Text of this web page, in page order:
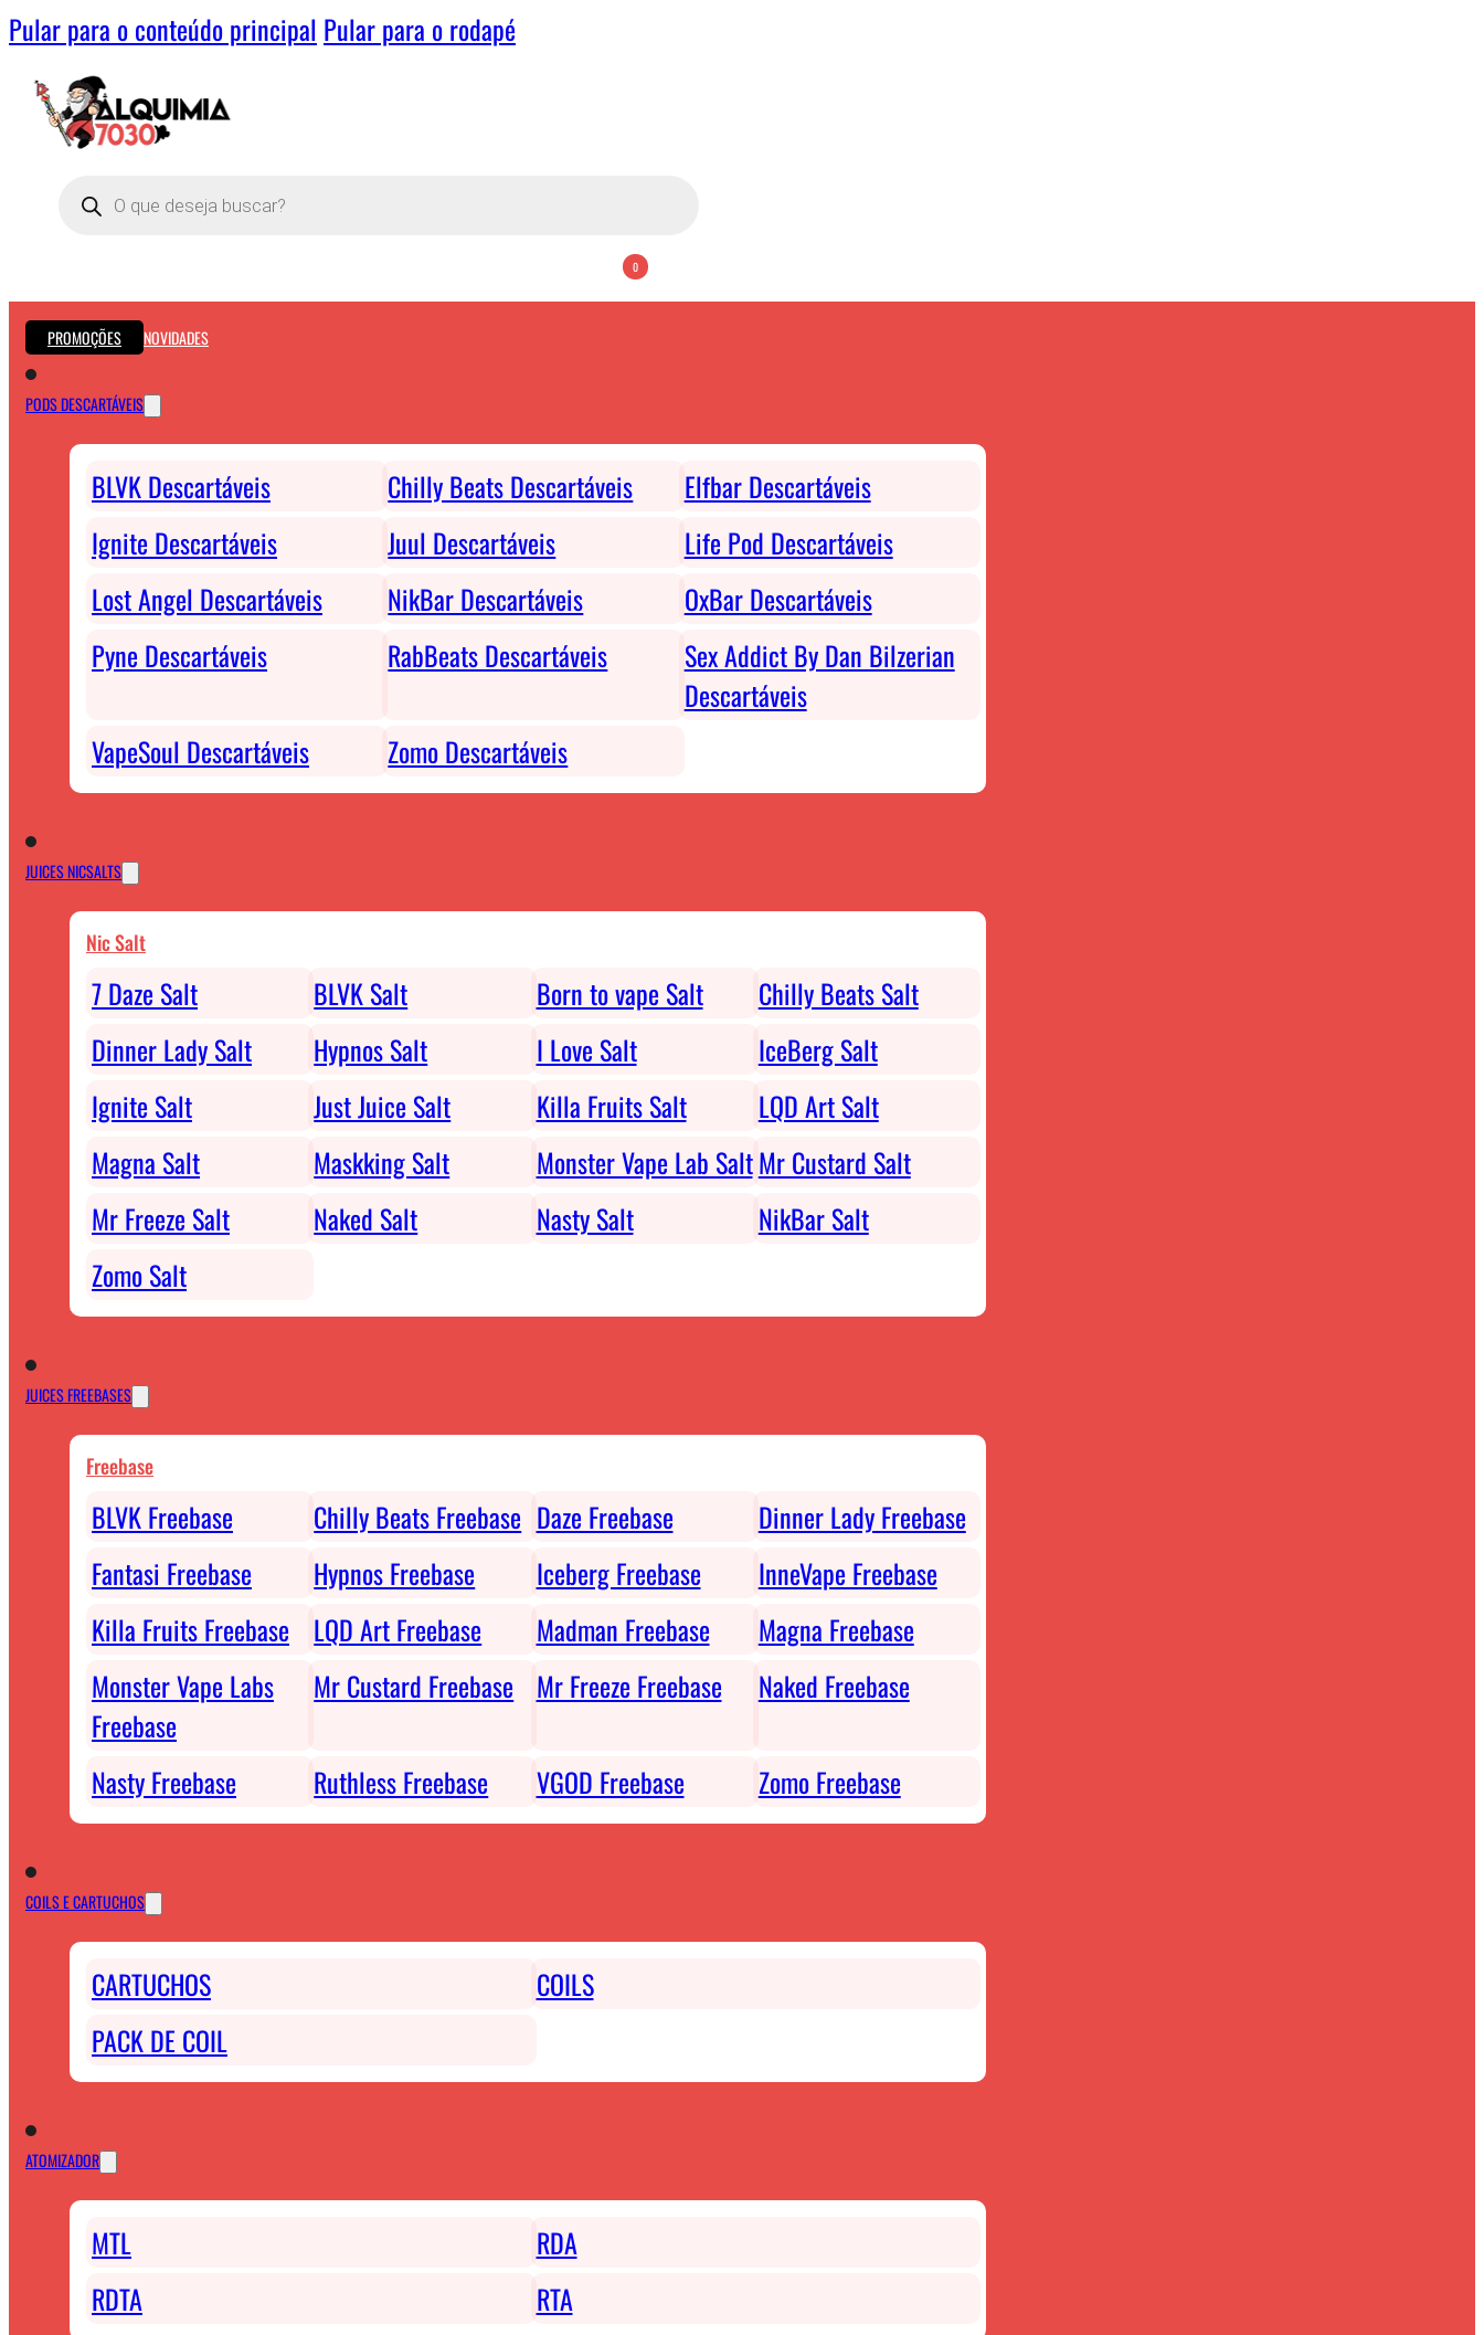
Pular para o conteúdo principal Pular para o rodapé
Pesquisar
produtos
0
PROMOÇÕES NOVIDADES
PODS DESCARTÁVEIS
BLVK Descartáveis Chilly Beats Descartáveis
Elfbar Descartáveis
Ignite Descartáveis
Juul Descartáveis
Life Pod Descartáveis
Lost Angel Descartáveis
NikBar Descartáveis
OxBar Descartáveis
Pyne Descartáveis
RabBeats Descartáveis
Sex Addict By Dan Bilzerian
Descartáveis
VapeSoul Descartáveis
Zomo Descartáveis
JUICES NICSALTS
Nic Salt
7 Daze Salt BLVK Salt Born to vape Salt
Chilly Beats Salt
Dinner Lady Salt
Hypnos Salt I Love Salt
IceBerg Salt
Ignite Salt
Just Juice Salt Killa Fruits Salt
LQD Art Salt
Magna Salt
Maskking Salt Monster Vape Lab SaltMr Custard Salt
Mr Freeze Salt
Naked Salt Nasty Salt
NikBar Salt
Zomo Salt
JUICES FREEBASES
Freebase
BLVK Freebase Chilly Beats Freebase Daze Freebase
Dinner Lady Freebase
Fantasi Freebase
Hypnos Freebase Iceberg Freebase
InneVape Freebase
Killa Fruits Freebase
LQD Art Freebase Madman Freebase
Magna Freebase
Monster Vape Labs
Freebase
Mr Custard Freebase Mr Freeze Freebase Naked Freebase
Nasty Freebase Ruthless Freebase VGOD Freebase Zomo Freebase
COILS E CARTUCHOS
CARTUCHOS
COILS
PACK DE COIL
ATOMIZADOR
MTL
RDA
RDTA
RTA